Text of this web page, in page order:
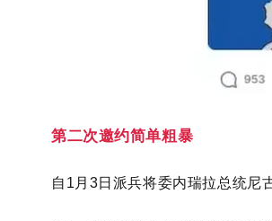
第二次邀约简单粗暴
自 1月3日 派兵将委内瑞拉总统尼